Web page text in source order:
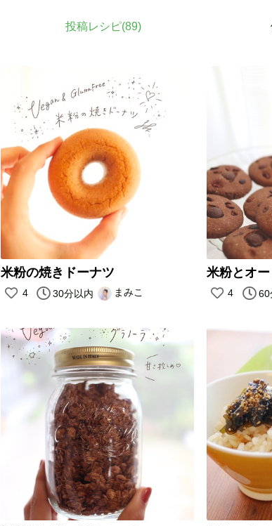
投稿レシピ(89)
米粉の焼きドーナツ
4 30分以内 まみこ 4 60